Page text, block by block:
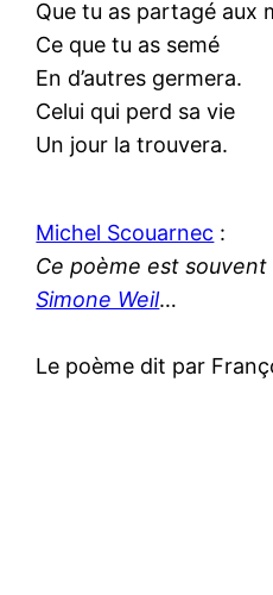
Que tu as partagé aux
Ce que tu as semé
En d’autres germera.
Celui qui perd sa vie
Un jour la trouvera.
Michel Scouarnec :
Ce poème est
Simone Weil…
Le poème dit par